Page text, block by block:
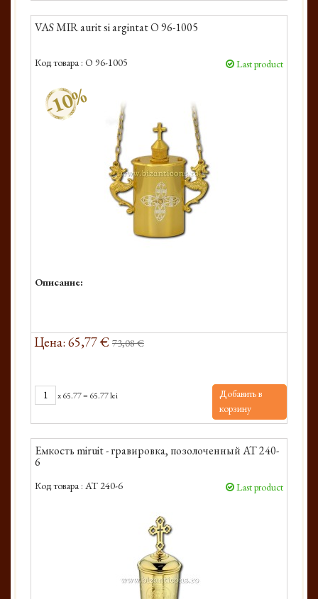
VAS MIR aurit si argintat O 96-1005
Код товара : O 96-1005 Last product
-10%
Описание:
Цена: 65,77 € 73,08 €
x65.77= 65.77 lei
Добавить в
корзину
Емкость miruit - гравировка, позолоченный AT 240-
6
Код товара : AT 240-6 Last product